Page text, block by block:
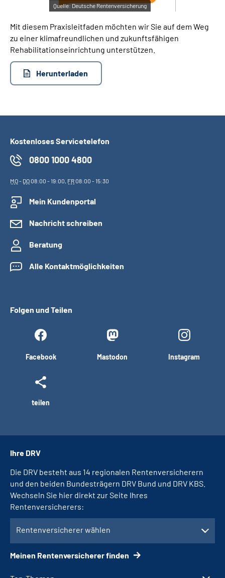
Leichte Sprache
Mein Kundenportal
Quelle:Deutsche Rentenversicherung
Mit diesem Praxisleitfaden möchten wir Sie auf dem Weg
zu einer klimafreundlichen und zukunftsfähigen
Rehabilitationseinrichtung unterstützen.
Herunterladen
Kostenloses Servicetelefon
0800 1000 4800
MO- DO08:00 - 19:00, FR08:00 - 15:30
Mein Kundenportal
Nachricht schreiben
Beratung
Alle Kontaktmöglichkeiten
Folgen und Teilen
Facebook Mastodon Instagram
teilen
Ihre DRV
Die DRV besteht aus 14 regionalen Rentenversicherern
und den beiden Bundesträgern DRV Bund und DRV KBS.
Wechseln Sie hier direkt zur Seite Ihres
Rentenversicherers:
Rentenversicherer wählen
Meinen Rentenversicherer finden